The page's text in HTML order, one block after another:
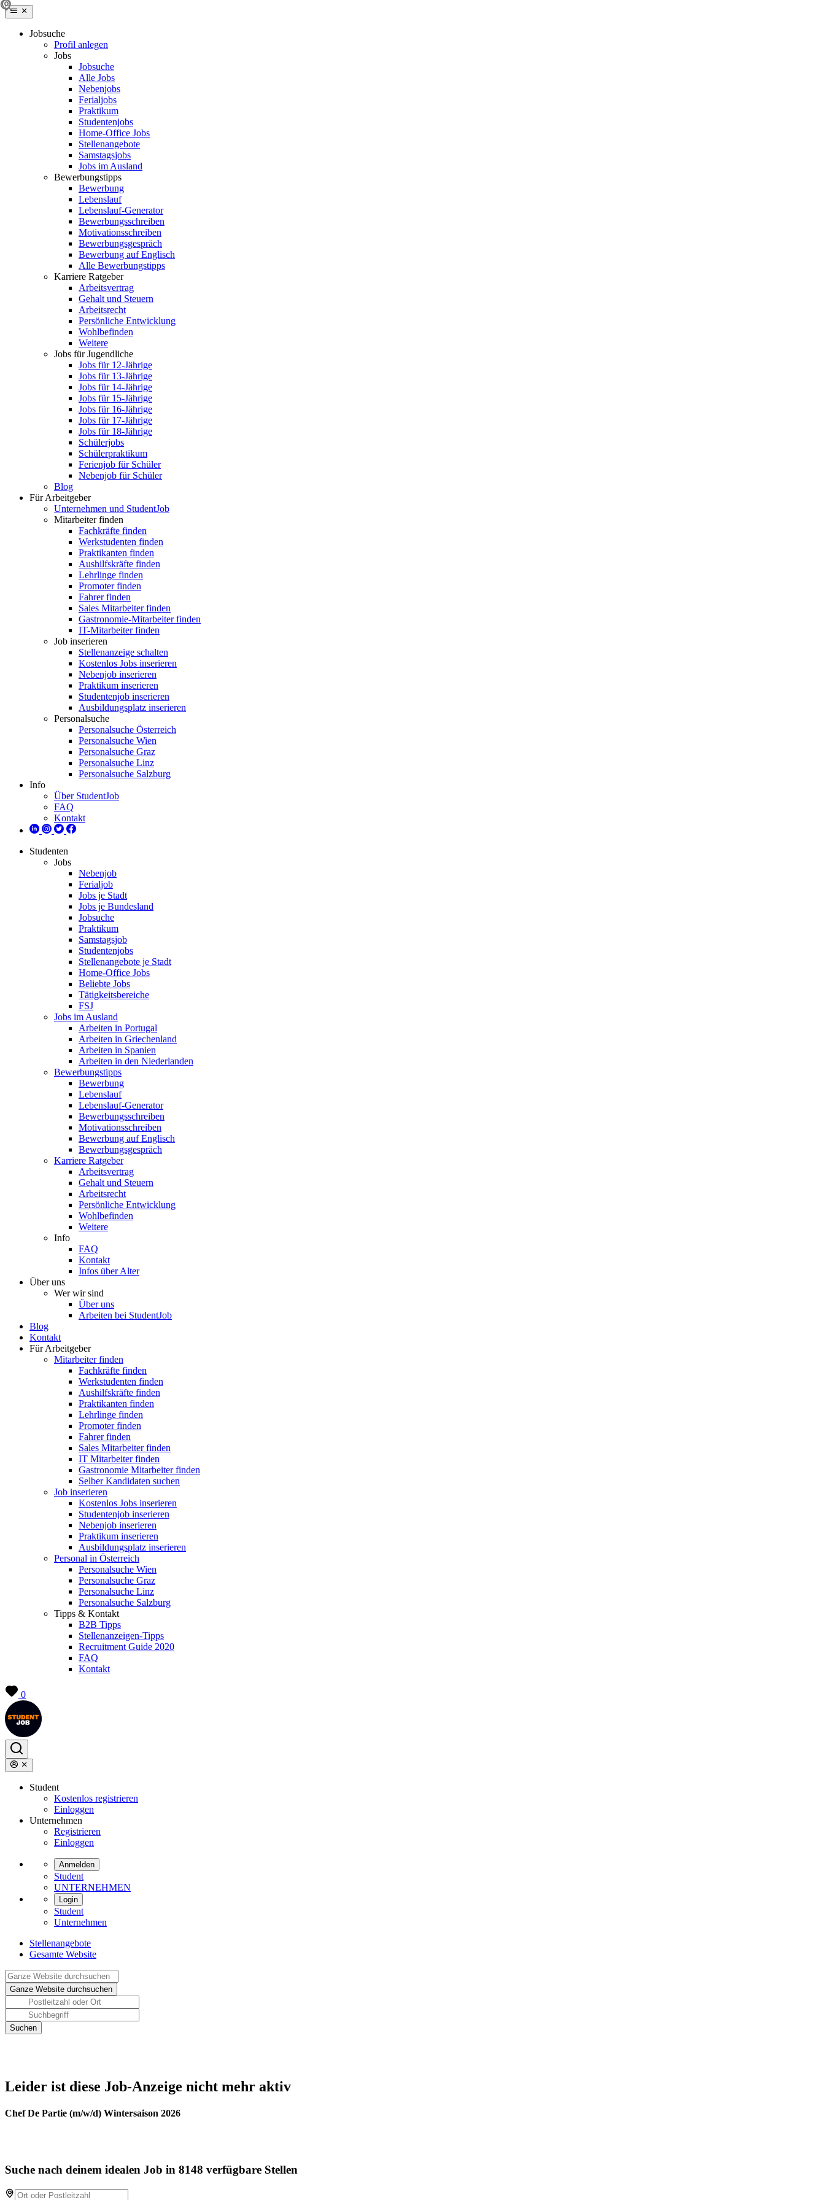
Jobsuche
Profil anlegen
Jobs
Jobsuche
Alle Jobs
Nebenjobs
Ferialjobs
Praktikum
Studentenjobs
Home-Office Jobs
Stellenangebote
Samstagsjobs
Jobs im Ausland
Bewerbungstipps
Bewerbung
Lebenslauf
Lebenslauf-Generator
Bewerbungsschreiben
Motivationsschreiben
Bewerbungsgespräch
Bewerbung auf Englisch
Alle Bewerbungstipps
Karriere Ratgeber
Arbeitsvertrag
Gehalt und Steuern
Arbeitsrecht
Persönliche Entwicklung
Wohlbefinden
Weitere
Jobs für Jugendliche
Jobs für 12-Jährige
Jobs für 13-Jährige
Jobs für 14-Jährige
Jobs für 15-Jährige
Jobs für 16-Jährige
Jobs für 17-Jährige
Jobs für 18-Jährige
Schülerjobs
Schülerpraktikum
Ferienjob für Schüler
Nebenjob für Schüler
Blog
Für Arbeitgeber
Unternehmen und StudentJob
Mitarbeiter finden
Fachkräfte finden
Werkstudenten finden
Praktikanten finden
Aushilfskräfte finden
Lehrlinge finden
Promoter finden
Fahrer finden
Sales Mitarbeiter finden
Gastronomie-Mitarbeiter finden
IT-Mitarbeiter finden
Job inserieren
Stellenanzeige schalten
Kostenlos Jobs inserieren
Nebenjob inserieren
Praktikum inserieren
Studentenjob inserieren
Ausbildungsplatz inserieren
Personalsuche
Personalsuche Österreich
Personalsuche Wien
Personalsuche Graz
Personalsuche Linz
Personalsuche Salzburg
Info
Über StudentJob
FAQ
Kontakt
Studenten
Jobs
Nebenjob
Ferialjob
Jobs je Stadt
Jobs je Bundesland
Jobsuche
Praktikum
Samstagsjob
Studentenjobs
Stellenangebote je Stadt
Home-Office Jobs
Beliebte Jobs
Tätigkeitsbereiche
FSJ
Jobs im Ausland
Arbeiten in Portugal
Arbeiten in Griechenland
Arbeiten in Spanien
Arbeiten in den Niederlanden
Bewerbungstipps
Bewerbung
Lebenslauf
Lebenslauf-Generator
Bewerbungsschreiben
Motivationsschreiben
Bewerbung auf Englisch
Bewerbungsgespräch
Karriere Ratgeber
Arbeitsvertrag
Gehalt und Steuern
Arbeitsrecht
Persönliche Entwicklung
Wohlbefinden
Weitere
Info
FAQ
Kontakt
Infos über Alter
Über uns
Wer wir sind
Über uns
Arbeiten bei StudentJob
Blog
Kontakt
Für Arbeitgeber
Mitarbeiter finden
Fachkräfte finden
Werkstudenten finden
Aushilfskräfte finden
Praktikanten finden
Lehrlinge finden
Promoter finden
Fahrer finden
Sales Mitarbeiter finden
IT Mitarbeiter finden
Gastronomie Mitarbeiter finden
Selber Kandidaten suchen
Job inserieren
Kostenlos Jobs inserieren
Studentenjob inserieren
Nebenjob inserieren
Praktikum inserieren
Ausbildungsplatz inserieren
Personal in Österreich
Personalsuche Wien
Personalsuche Graz
Personalsuche Linz
Personalsuche Salzburg
Tipps & Kontakt
B2B Tipps
Stellenanzeigen-Tipps
Recruitment Guide 2020
FAQ
Kontakt
0
Student
Kostenlos registrieren
Einloggen
Unternehmen
Registrieren
Einloggen
Anmelden
Student
UNTERNEHMEN
Login
Student
Unternehmen
Stellenangebote
Gesamte Website
Leider ist diese Job-Anzeige nicht mehr aktiv
Chef De Partie (m/w/d) Wintersaison 2026
Suche nach deinem idealen Job in 8148 verfügbare Stellen